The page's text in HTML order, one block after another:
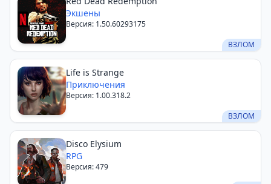
Экшены
Версия: 1.50.60293175
ВЗЛОМ
Life is Strange
Приключения
Версия: 1.00.318.2
ВЗЛОМ
Disco Elysium
RPG
Версия: 479